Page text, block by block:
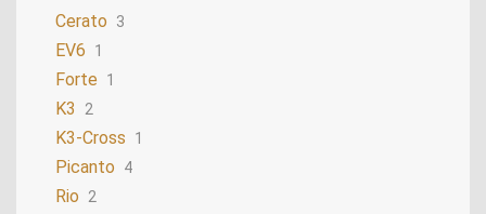
Cerato 3
EV6 1
Forte 1
K3 2
K3-Cross 1
Picanto 4
Rio 2